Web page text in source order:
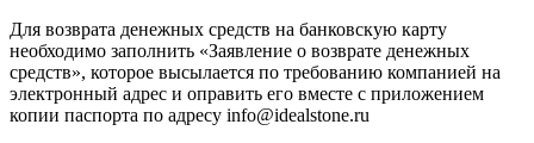
Для возврата денежных средств на банковскую карту
необходимо заполнить «Заявление о возврате денежных
средств», которое высылается по требованию компанией на
электронный адрес и оправить его вместе с приложением
копии паспорта по адресу info@idealstone.ru